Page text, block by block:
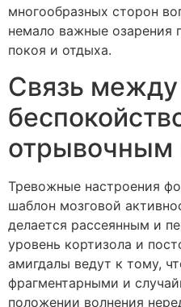
многообразных сторон
немало важные озарения
покоя и отдыха.
Связь между
Тревожные настроения
шаблон мозговой
делается рассеянным и
уровень кортизола и
амигдалы ведут к тому,
фрагментарными и
положении волнения